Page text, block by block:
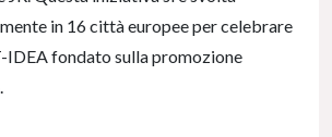
in 16 città europee per celebrare
fondato sulla promozione